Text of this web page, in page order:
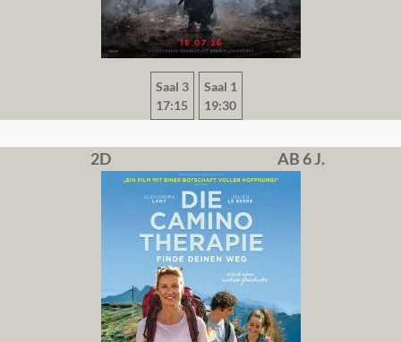
Saal 3
17:15
Saal 1
19:30
2D AB 6 J.